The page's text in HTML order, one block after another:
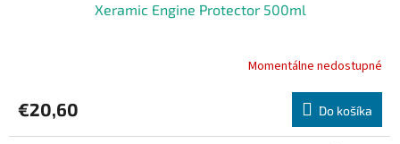
Xeramic Engine Protector 500ml
Momentálne nedostupné
€20,60 Do košíka